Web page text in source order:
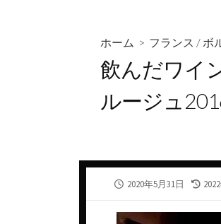
インド
ウクライナ
オーストリア
ギリシャ
シリア・アラブ共和国
ジョージア
ホーム > フランス / ボ
飲んだワイ
ルージュ
公
日
2020年5月31日
最
更